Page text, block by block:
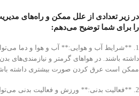
در زیر تعدادی از علل ممکن و راه‌های
را برای شما توضیح می‌دهم:
1. **شرایط آب و هوایی:** آب و هوا و دما
داشته باشند. در هواهای گرمتر و نیازمندی‌های
ممکن است عرق کردن صورت بیشتری داشته
2. **فعالیت بدنی:** ورزش و فعالیت بدنی